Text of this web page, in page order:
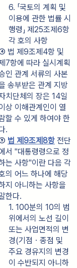
6. 「국토의 계획 및
이용에 관한 법률 시
행령」 제25조제6항
각 호의 사항
법 제9조제4항 및
7항에 따라 실시계획
인 관계 서류의 사본
송부받은 관계 지방
치단체의 장은 14일
상 이해관계인이 열
할 수 있게 하여야 한
.
법 제9조제8항 전단
서 "대통령령으로 정
는 사항"이란 다음 각
의 어느 하나에 해당
지 아니하는 사항을
한다.
1. 100분의 10의 범
위에서의 노선 길이
또는 사업면적의 변
경(기점ㆍ종점 및
주요 경유지의 변경
이 수반되지 아니하